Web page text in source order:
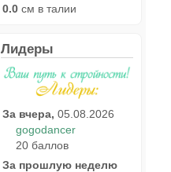
0.0 см в талии
Лидеры
За вчера, 05.08.2026
gogodancer
20 баллов
За прошлую неделю